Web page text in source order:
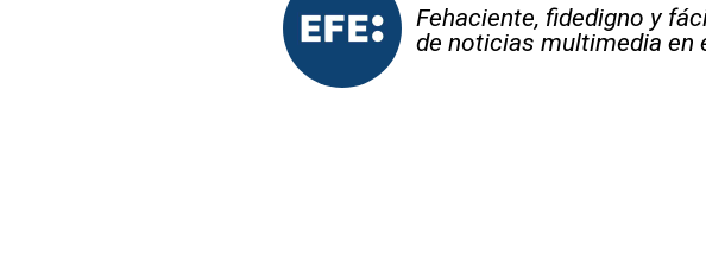
Fehaciente, fidedigno y
de noticias multimedia en